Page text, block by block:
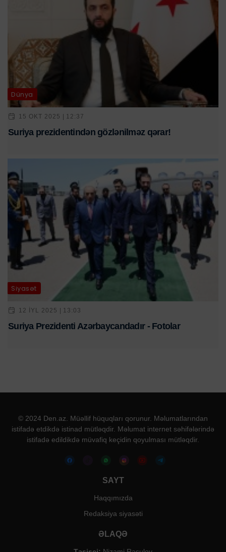
Dünya
15 OKT 2025 | 12:37
Suriya prezidentindən gözlənilməz qərar!
Siyasət
12 IYL 2025 | 13:03
Suriya Prezidenti Azərbaycandadır - Fotolar
© 2024 Den.az. Müəllif hüquqları qorunur. Məlumatlarından
istifadə etdikdə istinad mütləqdir. Məlumat internet səhifələrində
istifadə edildikdə müvafiq keçidin qoyulması mütləqdir.
SAYT
Haqqımızda
Redaksiya siyasəti
ƏLAQƏ